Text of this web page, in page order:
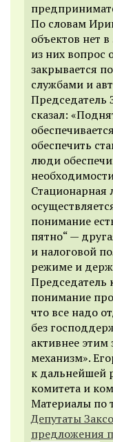
По словам
объектов нет
из них вопрос
закрывается
службами и
Председатель
сказал:
обеспечить
люди
Стационарная
понимание
пятно“ —
и налоговой
режиме и
Председатель
понимание
что все надо
без
активнее
механизм».
к дальнейшей
комитета и
Материалы по
Депутаты
предложения